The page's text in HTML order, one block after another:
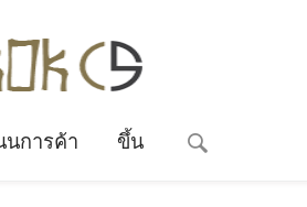
นการค้า ขึ้น